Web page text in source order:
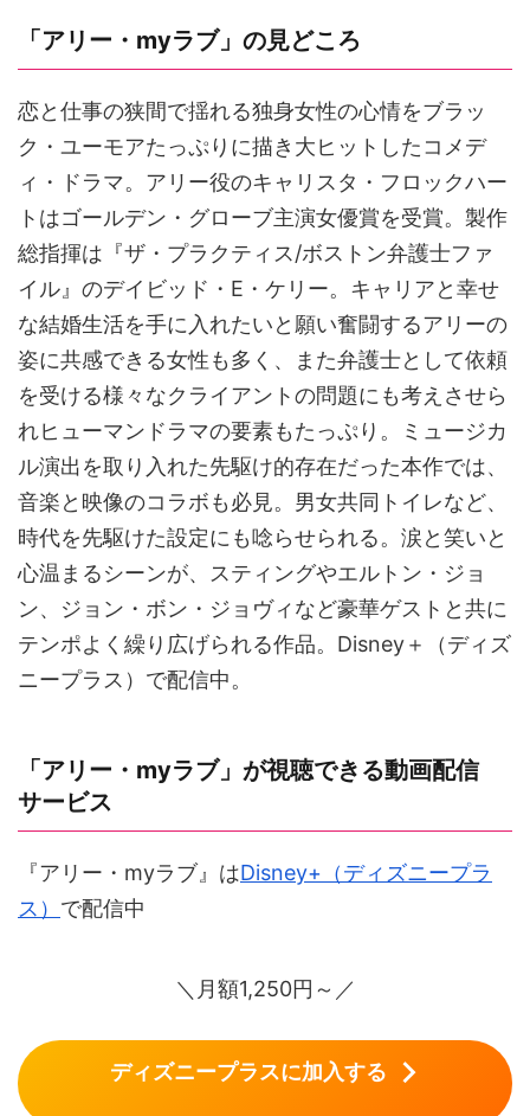
「アリー・myラブ」の見どころ
恋と仕事の狭間で揺れる独身女性の心情をブラッ
ク・ユーモアたっぷりに描き大ヒットしたコメデ
ィ・ドラマ。アリー役のキャリスタ・フロックハー
トはゴールデン・グローブ主演女優賞を受賞。製作
総指揮は『ザ・プラクティス/ボストン弁護士ファ
イル』のデイビッド・E・ケリー。キャリアと幸せ
な結婚生活を手に入れたいと願い奮闘するアリーの
姿に共感できる女性も多く、また弁護士として依頼
を受ける様々なクライアントの問題にも考えさせら
れヒューマンドラマの要素もたっぷり。ミュージカ
ル演出を取り入れた先駆け的存在だった本作では、
音楽と映像のコラボも必見。男女共同トイレなど、
時代を先駆けた設定にも唸らせられる。涙と笑いと
心温まるシーンが、スティングやエルトン・ジョ
ン、ジョン・ボン・ジョヴィなど豪華ゲストと共に
テンポよく繰り広げられる作品。Disney＋（ディズ
ニープラス）で配信中。
「アリー・myラブ」が視聴できる動画配信
サービス
『アリー・myラブ』はDisney+（ディズニープラ
ス） で配信中
＼月額1,250円～／
ディズニープラスに加入する